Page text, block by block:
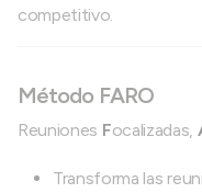
competitivo.
Método FARO
Reuniones Focalizadas,
Transforma las